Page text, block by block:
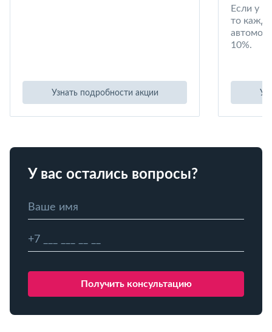
Узнать подробности акции
Если у
то
10%.
У вас остались вопросы?